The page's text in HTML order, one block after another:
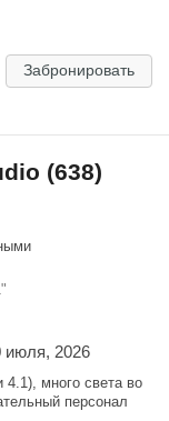
Забронировать
(638)
июля, 2026
много света во
персонал